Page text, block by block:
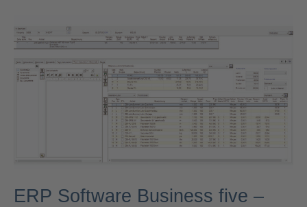
ERP Software Business five –
Software
Business
–
Optimierung
Geschäftsprozessen